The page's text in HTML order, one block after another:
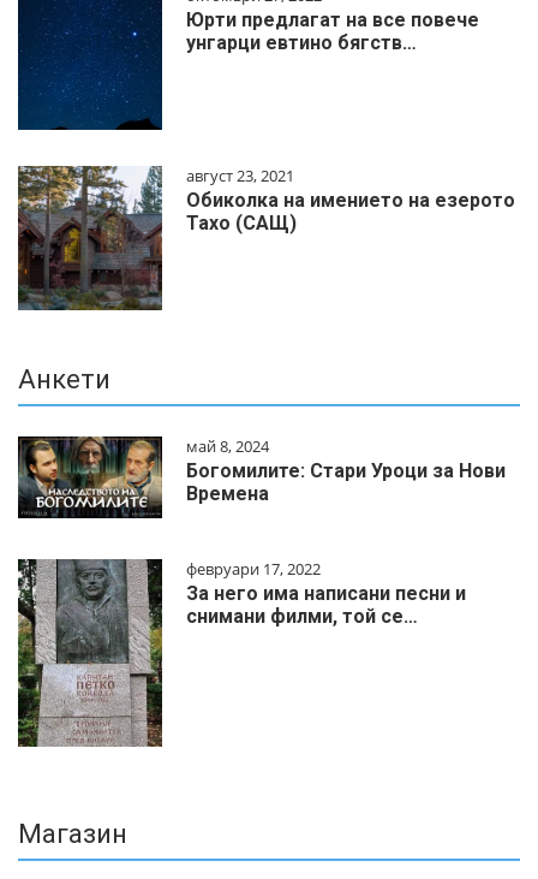
Юрти предлагат на все повече
унгарци евтино бягств…
август 23, 2021
Обиколка на имението на езерото
Тахо (САЩ)
Анкети
май 8, 2024
Богомилите: Стари Уроци за Нови
Времена
февруари 17, 2022
За него има написани песни и
снимани филми, той се…
Магазин